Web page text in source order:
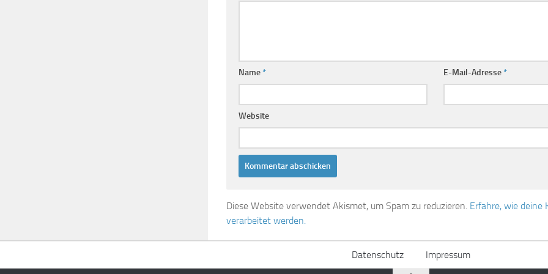
Name* E-Mail-Adresse*
Website
Diese Website verwendet Akismet, um Spam zu reduzieren. Erfahre, wie deine
verarbeitet werden.
Datenschutz Impressum